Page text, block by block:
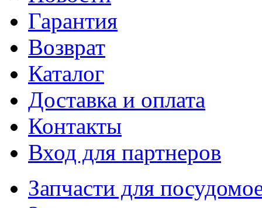
Гарантия
Возврат
Каталог
Доставка и оплата
Контакты
Вход для партнеров
Запчасти для